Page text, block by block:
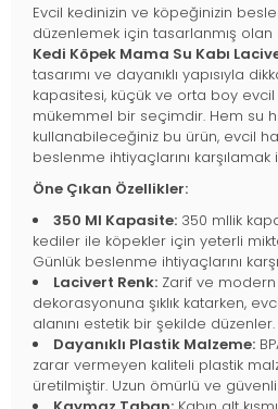
Evcil kedinizin ve köpeğinizin
düzenlemek için tasarlanmış olan
Kedi Köpek Mama Su Kabı
tasarımı ve dayanıklı yapısıyla
kapasitesi, küçük ve orta boy
mükemmel bir seçimdir. Hem su
kullanabileceğiniz bu ürün, evcil
beslenme ihtiyaçlarını
Öne Çıkan Özellikler:
350 Ml Kapasite: 350 mllik
kediler ile köpekler için yeterli
Günlük beslenme ihtiyaçlarını
Lacivert Renk: Zarif ve
dekorasyonuna şıklık katarken,
alanını estetik bir şekilde düzenler.
Dayanıklı Plastik Malzeme:
zarar vermeyen kaliteli plastik
üretilmiştir. Uzun ömürlü ve